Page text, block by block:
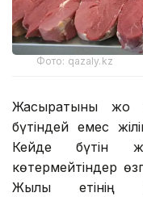
Фото: qazaly.kz
Жасыратыны жоқ
бүтіндей емес
Кейде бүтін
көтермейтіндер
Жылқы етінің